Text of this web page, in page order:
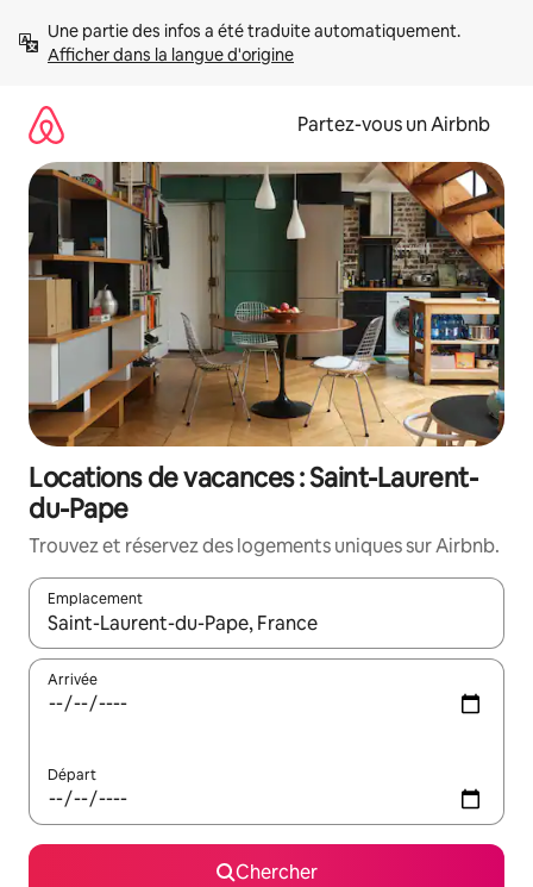
directement
Afficher dans la langue d'origine
Partez-vous un Airbnb
Locations de vacances : Saint-Laurent-
du-Pape
Trouvez et réservez des logements uniques sur Airbnb.
Emplacement
Quand les résultats sont affichés, parcourez-les en utilisant
Arrivée
Départ
Chercher